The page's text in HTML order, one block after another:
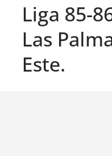
Liga 85-
Las
Este.